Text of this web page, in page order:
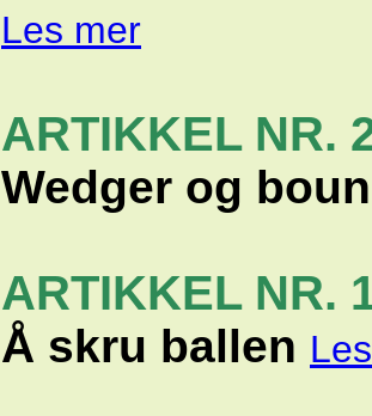
Les mer
ARTIKKEL NR.
Wedger og
ARTIKKEL NR.
Å skru ballen